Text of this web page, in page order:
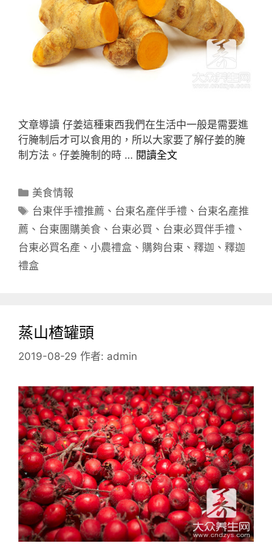
文章導讀 仔姜這種東西我們在生活中一般是需要進
行腌制后才可以食用的，所以大家要了解仔姜的腌
制方法。仔姜腌制的時 … 閱讀全文
分
類
美食情報
標
籤
台東伴手禮推薦 、 台東名產伴手禮 、 台東名產推
薦 、 台東團購美食 、 台東必買 、 台東必買伴手禮 、
台東必買名產 、 小農禮盒 、 購夠台東 、 釋迦 、 釋迦
禮盒
蒸山楂罐頭
2019-08-29 作者: admin